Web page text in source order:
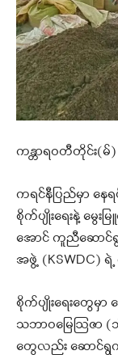
ကန္တာရဝတီတိုင်း(မ်)
ကရင်နီပြည်မှာ နေ
စိုက်ပျိုးရေးနဲ့ မွေ
အောင် ကူညီဆောင်
အဖွဲ့ (KSWDC)
စိုက်ပျိုးရေးတွေမှ
သဘာဝမြေဩဇာ
တွေလည်း ဆောင်